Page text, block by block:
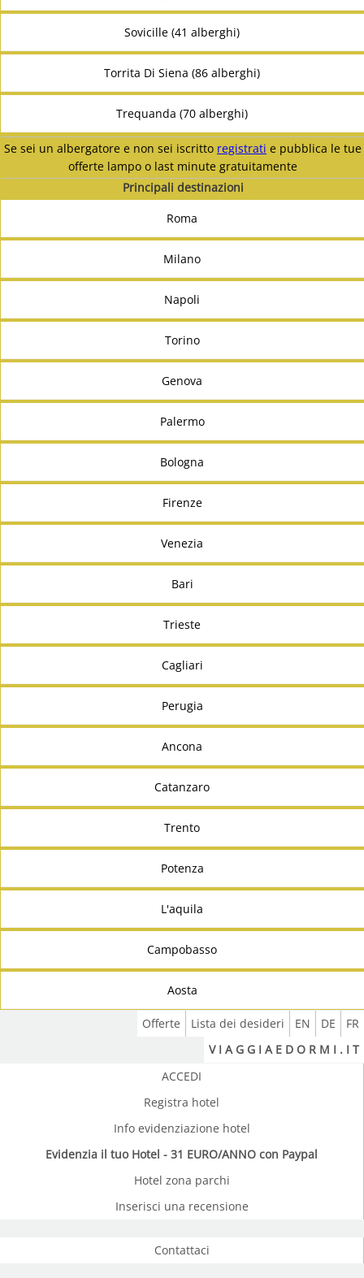
Sovicille (41 alberghi)
Torrita Di Siena (86 alberghi)
Trequanda (70 alberghi)
Se sei un albergatore e non sei iscritto registrati e pubblica le tue
offerte lampo o last minute gratuitamente
Principali destinazioni
Roma
Milano
Napoli
Torino
Genova
Palermo
Bologna
Firenze
Venezia
Bari
Trieste
Cagliari
Perugia
Ancona
Catanzaro
Trento
Potenza
L'aquila
Campobasso
Aosta
FR
DE
EN
Lista dei desideri
Offerte
V I A G G I A E D O R M I . I T
ACCEDI
Registra hotel
Info evidenziazione hotel
Evidenzia il tuo Hotel - 31 EURO/ANNO con Paypal
Hotel zona parchi
Inserisci una recensione
Contattaci